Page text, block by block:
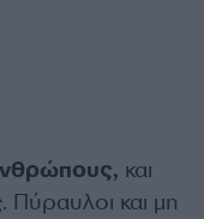
και
Πύραυλοι και μη